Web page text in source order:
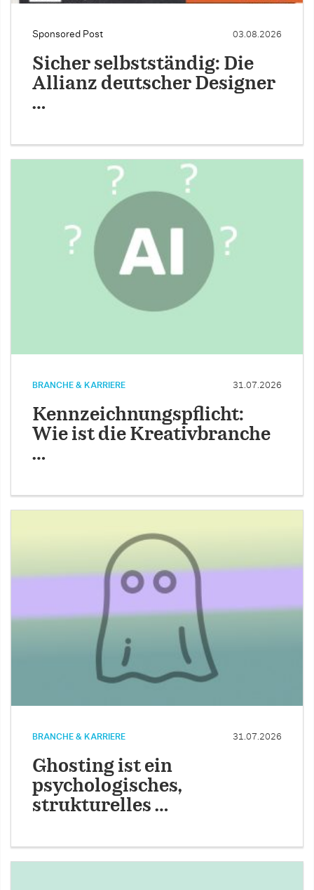
Sponsored Post 03.08.2026
Sicher selbstständig: Die
Allianz deutscher Designer
…
BRANCHE & KARRIERE 31.07.2026
Kennzeichnungspflicht:
Wie ist die Kreativbranche
…
BRANCHE & KARRIERE 31.07.2026
Ghosting ist ein
psychologisches,
strukturelles …